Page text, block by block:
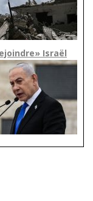
Israël